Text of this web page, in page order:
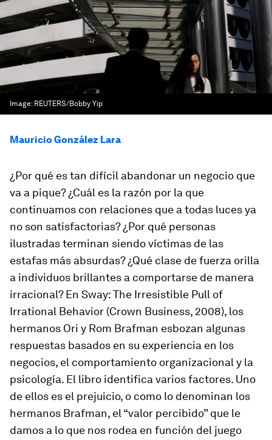
Image: REUTERS/Bobby Yip
Mauricio González Lara
¿Por qué es tan difícil abandonar un negocio que
va a pique? ¿Cuál es la razón por la que
continuamos con relaciones que a todas luces ya
no son satisfactorias? ¿Por qué personas
ilustradas terminan siendo víctimas de las
estafas más absurdas? ¿Qué clase de fuerza orilla
a individuos brillantes a comportarse de manera
irracional? En Sway: The Irresistible Pull of
Irrational Behavior (Crown Business, 2008), los
hermanos Ori y Rom Brafman esbozan algunas
respuestas basados en su experiencia en los
negocios, el comportamiento organizacional y la
psicología. El libro identifica varios factores. Uno
de ellos es el prejuicio, o como lo denominan los
hermanos Brafman, el “valor percibido” que le
damos a lo que nos rodea en función del juego